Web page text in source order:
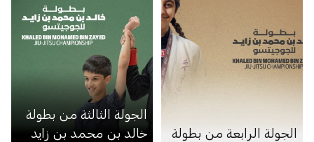
الجولة الرابعة من بطولة
الجولة الثالثة من بطولة
خالد بن محمد بن زايد